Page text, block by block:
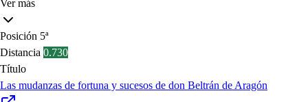
Ver más
Posición 5ª
Distancia 0.730
Título
Las mudanzas de fortuna y sucesos de don Beltrán de Aragón